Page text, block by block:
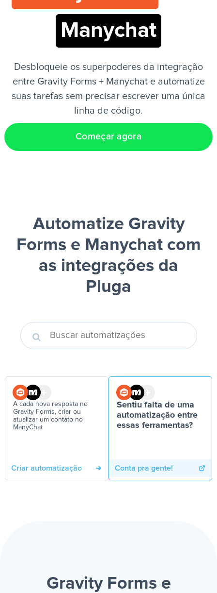
PT
Manychat
Desbloqueie os superpoderes da integração
entre Gravity Forms + Manychat e automatize
suas tarefas sem precisar escrever uma única
linha de código.
Começar agora
Automatize Gravity
Forms e Manychatcom
as integrações da
Pluga
A cada nova resposta no
Gravity Forms, criar ou
atualizar um contato no
ManyChat
Criar automatização
Sentiu falta de uma
automatização entre
essas ferramentas?
Conta pra gente!
Gravity Forms e